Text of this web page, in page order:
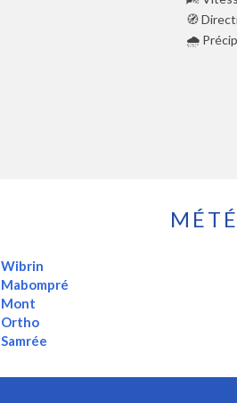
🧭
🌧️
Wibrin
Mabompré
Mont
Ortho
Samrée